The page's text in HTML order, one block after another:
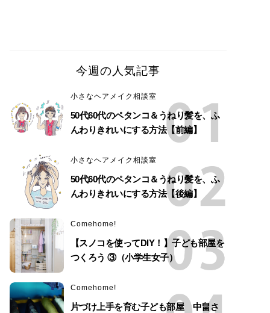
今週の人気記事
小さなヘアメイク相談室
50代60代のペタンコ＆うねり髪を、ふ
んわりきれいにする方法【前編】
小さなヘアメイク相談室
50代60代のペタンコ＆うねり髪を、ふ
んわりきれいにする方法【後編】
Comehome!
【スノコを使ってDIY！】子ども部屋を
つくろう ③（小学生女子）
Comehome!
片づけ上手を育む子ども部屋 中畠さ